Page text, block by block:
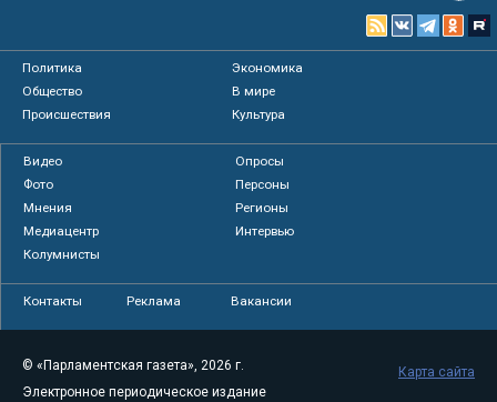
Политика
Экономика
Общество
В мире
Происшествия
Культура
Видео
Опросы
Фото
Персоны
Мнения
Регионы
Медиацентр
Интервью
Колумнисты
Контакты Реклама Вакансии
© «Парламентская газета», 2026 г.
Электронное периодическое издание
Карта сайта